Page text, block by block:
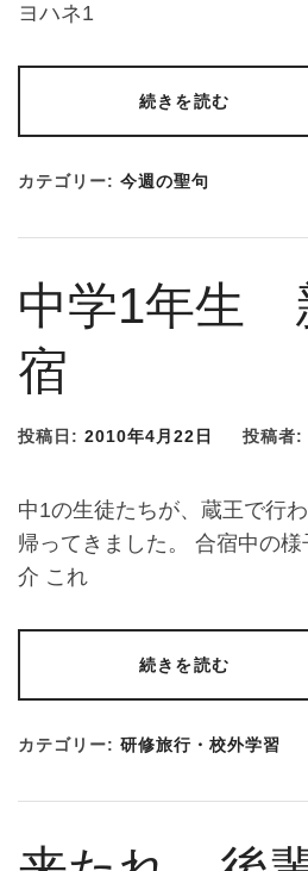
ヨハネ1
続きを読む
カテゴリー: 今週の聖句
中学1年生
宿
投稿日: 2010年4月22日 投稿者:
中1の生徒たちが、蔵王で行
帰ってきました。 合宿中の
介 これ
続きを読む
カテゴリー: 研修旅行・校外学習